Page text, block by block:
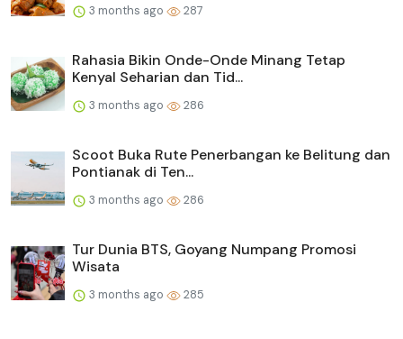
3 months ago 287
Rahasia Bikin Onde-Onde Minang Tetap
Kenyal Seharian dan Tid...
3 months ago 286
Scoot Buka Rute Penerbangan ke Belitung dan
Pontianak di Ten...
3 months ago 286
Tur Dunia BTS, Goyang Numpang Promosi
Wisata
3 months ago 285